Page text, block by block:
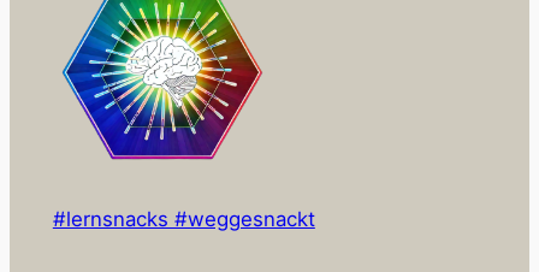
#lernsnacks #weggesnackt